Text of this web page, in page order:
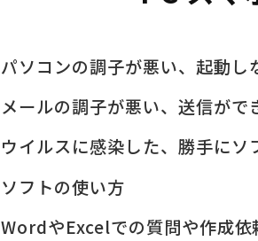
パソコンの調子が悪い、起動し
メールの調子が悪い、送信がで
ウイルスに感染した、勝手にソ
ソフトの使い方
WordやExcelでの質問や作成依